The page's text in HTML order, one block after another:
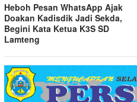
Heboh Pesan WhatsApp Ajak
Doakan Kadisdik Jadi Sekda,
Begini Kata Ketua K3S SD
Lamteng